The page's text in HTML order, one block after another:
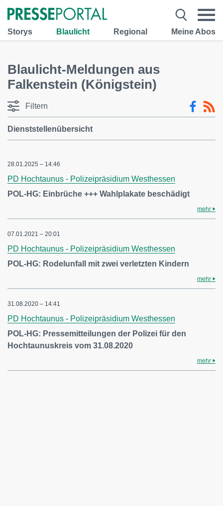
Storys Blaulicht Regional Meine Abos
Blaulicht-Meldungen aus
Falkenstein (Königstein)
Filtern
Dienststellenübersicht
28.01.2025 – 14:46
PD Hochtaunus - Polizeipräsidium Westhessen
POL-HG: Einbrüche +++ Wahlplakate beschädigt
mehr
07.01.2021 – 20:01
PD Hochtaunus - Polizeipräsidium Westhessen
POL-HG: Rodelunfall mit zwei verletzten Kindern
mehr
31.08.2020 – 14:41
PD Hochtaunus - Polizeipräsidium Westhessen
POL-HG: Pressemitteilungen der Polizei für den
Hochtaunuskreis vom 31.08.2020
mehr